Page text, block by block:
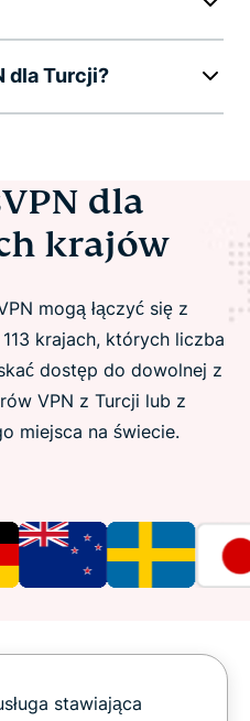
dla Turcji?
dla
krajów
mogą łączyć się z
krajach, których liczba
dostęp do dowolnej z
VPN z Turcji lub z
miejsca na świecie.
stawiająca